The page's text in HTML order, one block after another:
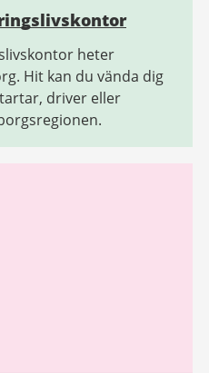
heter
Hit kan du vända dig
driver eller